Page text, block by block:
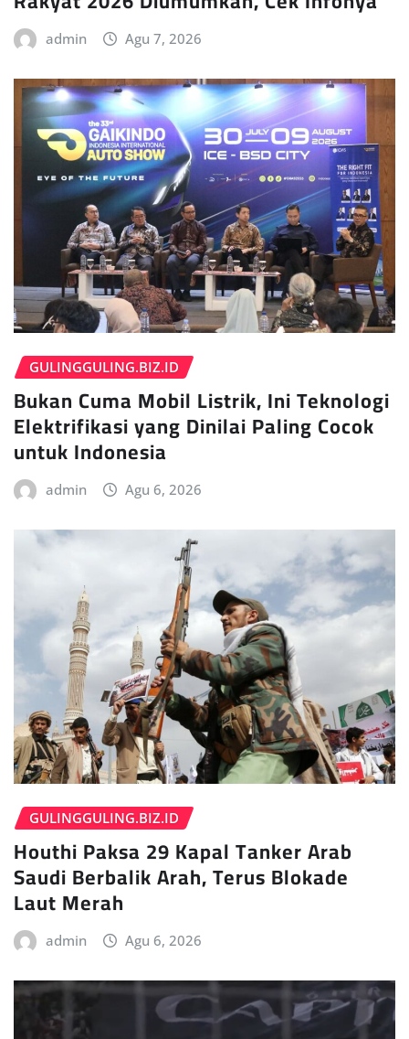
admin Agu 7, 2026
GULINGGULING.BIZ.ID
Bukan Cuma Mobil Listrik, Ini Teknologi
Elektrifikasi yang Dinilai Paling Cocok
untuk Indonesia
admin Agu 6, 2026
GULINGGULING.BIZ.ID
Houthi Paksa 29 Kapal Tanker Arab
Saudi Berbalik Arah, Terus Blokade
Laut Merah
admin Agu 6, 2026